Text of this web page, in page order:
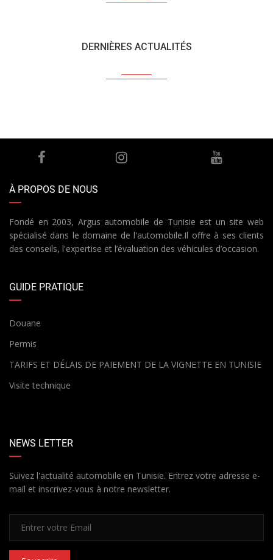
DERNIÈRES ACTUALITÉS
À PROPOS DE NOUS
Fondé en 2003, Argus automobile de Tunisie est un site web
spécialisé dans le domaine de l'automobile.Il offre à ses clients
des conseils, l'expertise et l’évaluation des véhicules d’occasion.
GUIDE PRATIQUE
Douane
Permis
TARIFS ET DÉLAIS DE PAIEMENT DE LA VIGNETTE EN TUNISIE
Visite technique
NEWS LETTER
Suivez l'actualité automobile en Tunisie. Entrez votre adresse e-
mail et inscrivez-vous à notre newsletter.